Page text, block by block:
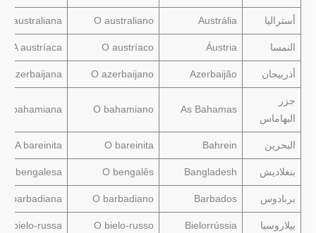
أستراليا Austrália
O australiano
A australiana
النمسا Áustria
O austríaco
A austríaca
أذربيجان Azerbaijão
O azerbaijano
A azerbaijana
جزر
البهاماس
As Bahamas
O bahamiano
A bahamiana
البحرين Bahrein
O bareinita
A bareinita
بنغلاديش Bangladesh
O bengalês
A bengalesa
بربادوس Barbados
O barbadiano
A barbadiana
بيلاروسيا Bielorrússia
O bielo-russo
A bielo-russa